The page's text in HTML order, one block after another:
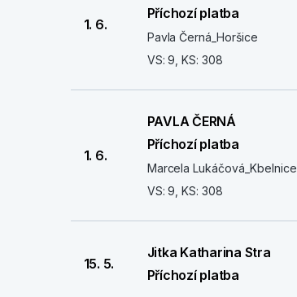
1. 6.
Příchozí platba
Pavla Černá_Horšice
VS: 9, KS: 308
1. 6.
PAVLA ČERNÁ
Příchozí platba
Marcela Lukáčová_Kbelnice
VS: 9, KS: 308
15. 5.
Jitka Katharina Stra
Příchozí platba